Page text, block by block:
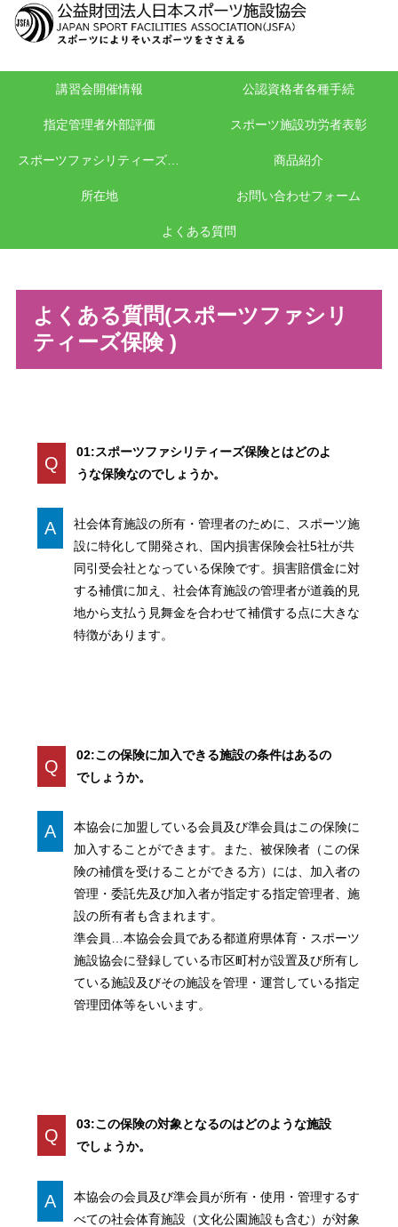
講習会開催情報 公認資格者各種手続
指定管理者外部評価 スポーツ施設功労者表彰
スポーツファシリティーズ保険 商品紹介
所在地 お問い合わせフォーム
よくある質問
よくある質問(スポーツファシリ
ティーズ保険 )
Q
01:スポーツファシリティーズ保険とはどのよ
うな保険なのでしょうか。
A
社会体育施設の所有・管理者のために、スポーツ施
設に特化して開発され、国内損害保険会社5社が共
同引受会社となっている保険です。損害賠償金に対
する補償に加え、社会体育施設の管理者が道義的見
地から支払う見舞金を合わせて補償する点に大きな
特徴があります。
Q
02:この保険に加入できる施設の条件はあるの
でしょうか。
A
本協会に加盟している会員及び準会員はこの保険に
加入することができます。また、被保険者（この保
険の補償を受けることができる方）には、加入者の
管理・委託先及び加入者が指定する指定管理者、施
設の所有者も含まれます。
準会員…本協会会員である都道府県体育・スポーツ
施設協会に登録している市区町村が設置及び所有し
ている施設及びその施設を管理・運営している指定
管理団体等をいいます。
Q
03:この保険の対象となるのはどのような施設
でしょうか。
A
本協会の会員及び準会員が所有・使用・管理するす
べての社会体育施設（文化公園施設も含む）が対象